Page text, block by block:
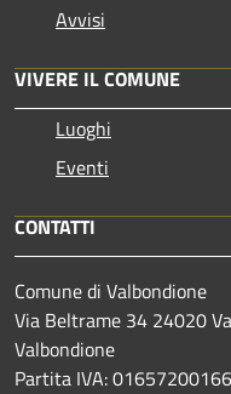
Avvisi
VIVERE IL COMUNE
Luoghi
Eventi
CONTATTI
Comune di Valbondione
Via Beltrame 34 24020
Valbondione
Partita IVA: 01657200166